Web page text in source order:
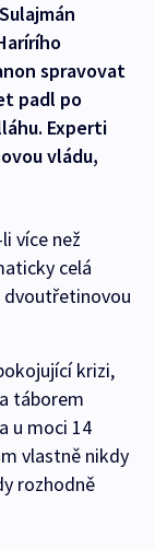
spravovat
padl po
Experti
vládu,
více než
celá
dvoutřetinovou
krizi,
táborem
u moci 14
vlastně nikdy
rozhodně